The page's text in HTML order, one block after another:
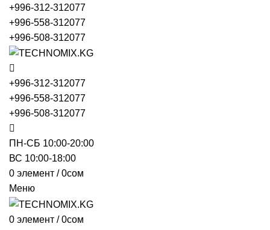
+996-312-312077
+996-558-312077
+996-508-312077
+996-312-312077
+996-558-312077
+996-508-312077
ПН-СБ 10:00-20:00
ВС 10:00-18:00
0 элемент / 0сом
Меню
0 элемент / 0сом